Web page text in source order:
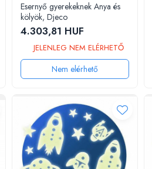
Esernyő gyerekeknek Anya és
kölyök, Djeco
4.303,81 HUF
JELENLEG NEM ELÉRHETŐ
Nem elérhető